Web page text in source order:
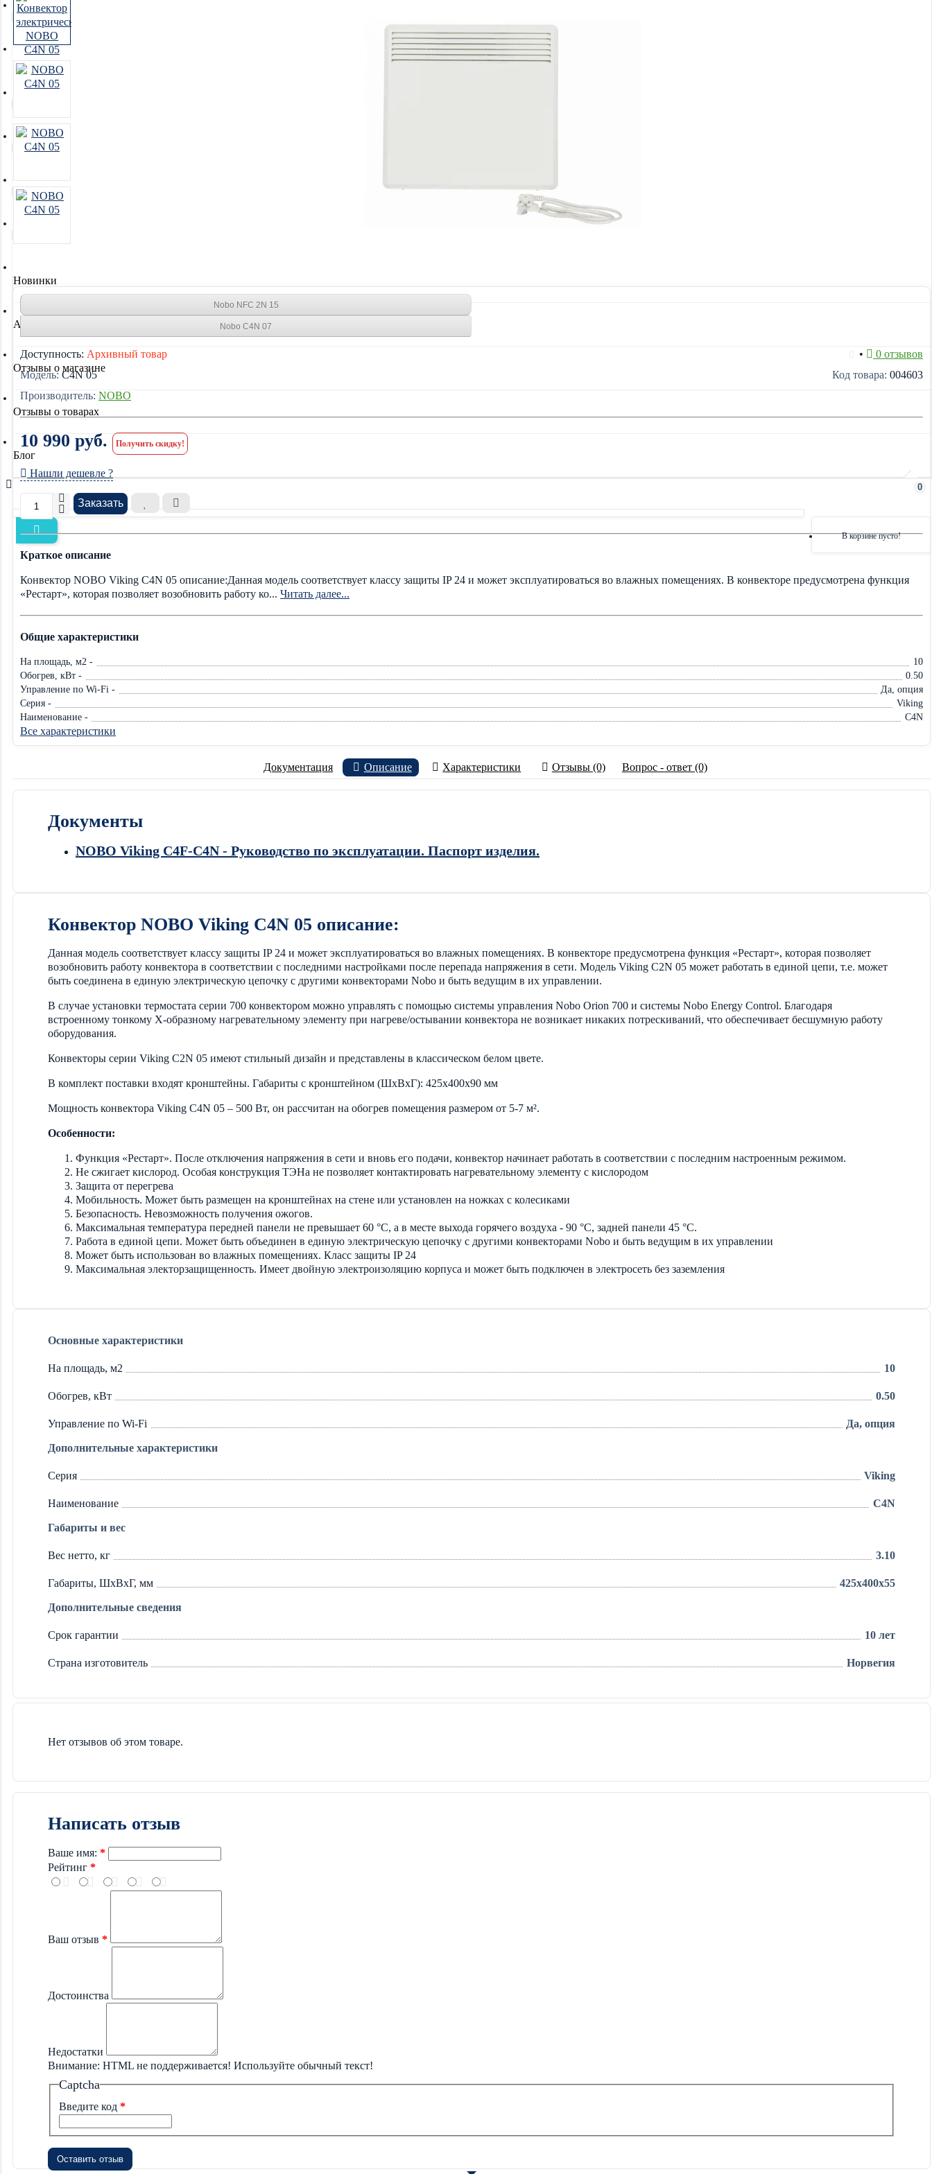
Увлажнители воздуха
Очистители воздуха
Отопление
Вентиляция
Новинки
Акции
Отзывы о магазине
Отзывы о товарах
Блог
0
В корзине пусто!
Nobo NFC 2N 15
Nobo C4N 07
Доступность: Архивный товар •
0 отзывов
Модель: C4N 05 Код товара: 004603
Производитель: NOBO
10 990 руб. Получить скидку!
Нашли дешевле ?
Заказать
Краткое описание
Конвектор NOBO Viking C4N 05 описание:Данная модель соответствует классу защиты IP 24 и может эксплуатироваться во влажных помещениях. В конвекторе предусмотрена функция
«Рестарт», которая позволяет возобновить работу ко... Читать далее...
Общие характеристики
На площадь, м2 -
10
Обогрев, кВт -
0.50
Управление по Wi-Fi -
Да, опция
Серия -
Viking
Наименование -
C4N
Все характеристики
Документация Описание Характеристики Отзывы (0) Вопрос - ответ (0)
Документы
NOBO Viking C4F-C4N - Руководство по эксплуатации. Паспорт изделия.
Конвектор NOBO Viking C4N 05 описание:
Данная модель соответствует классу защиты IP 24 и может эксплуатироваться во влажных помещениях. В конвекторе предусмотрена функция «Рестарт», которая позволяет
возобновить работу конвектора в соответствии с последними настройками после перепада напряжения в сети. Модель Viking C2N 05 может работать в единой цепи, т.е. может
быть соединена в единую электрическую цепочку с другими конвекторами Nobo и быть ведущим в их управлении.
В случае установки термостата серии 700 конвектором можно управлять с помощью системы управления Nobo Orion 700 и системы Nobo Energy Control. Благодаря
встроенному тонкому Х-образному нагревательному элементу при нагреве/остывании конвектора не возникает никаких потрескиваний, что обеспечивает бесшумную работу
оборудования.
Конвекторы серии Viking C2N 05 имеют стильный дизайн и представлены в классическом белом цвете.
В комплект поставки входят кронштейны. Габариты с кронштейном (ШxВxГ): 425x400x90 мм
Мощность конвектора Viking C4N 05 – 500 Вт, он рассчитан на обогрев помещения размером от 5-7 м².
Особенности:
Функция «Рестарт». После отключения напряжения в сети и вновь его подачи, конвектор начинает работать в соответствии с последним настроенным режимом.
Не сжигает кислород. Особая конструкция ТЭНа не позволяет контактировать нагревательному элементу с кислородом
Защита от перегрева
Мобильность. Может быть размещен на кронштейнах на стене или установлен на ножках с колесиками
Безопасность. Невозможность получения ожогов.
Максимальная температура передней панели не превышает 60 °C, а в месте выхода горячего воздуха - 90 °C, задней панели 45 °C.
Работа в единой цепи. Может быть объединен в единую электрическую цепочку с другими конвекторами Nobo и быть ведущим в их управлении
Может быть использован во влажных помещениях. Класс защиты IP 24
Максимальная электорзащищенность. Имеет двойную электроизоляцию корпуса и может быть подключен в электросеть без заземления
Основные характеристики
На площадь, м2 10
Обогрев, кВт 0.50
Управление по Wi-Fi Да, опция
Дополнительные характеристики
Серия Viking
Наименование C4N
Габариты и вес
Вес нетто, кг 3.10
Габариты, ШxВxГ, мм 425х400х55
Дополнительные сведения
Срок гарантии 10 лет
Страна изготовитель Норвегия
Нет отзывов об этом товаре.
Написать отзыв
Ваше имя:
Рейтинг
Ваш отзыв
Достоинства
Недостатки
Внимание: HTML не поддерживается! Используйте обычный текст!
Captcha
Введите код
Оставить отзыв